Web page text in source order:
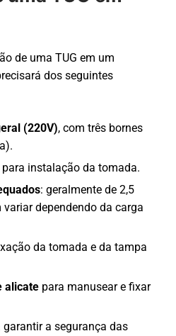
de uma TUG em um
dos seguintes
(220V), com três bornes
para instalação da tomada.
: geralmente de 2,5
variar dependendo da carga
da tomada e da tampa
alicate para manusear e fixar
garantir a segurança das